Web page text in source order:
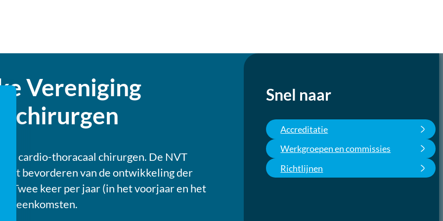
Vereniging
chirurgen
cardio-thoracaal chirurgen. De NVT
bevorderen van de ontwikkeling der
Twee keer per jaar (in het voorjaar en het
bijeenkomsten.
Snel naar
Accreditatie
Werkgroepen en commissies
Richtlijnen